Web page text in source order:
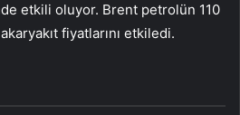
etkili oluyor. Brent petrolün 110
fiyatlarını etkiledi.